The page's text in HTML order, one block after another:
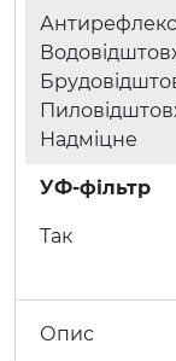
Надміцне
УФ-фільтр
Так
Опис